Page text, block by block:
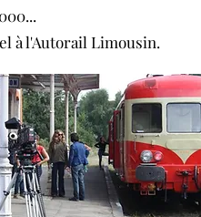
à l'Autorail Limousin.